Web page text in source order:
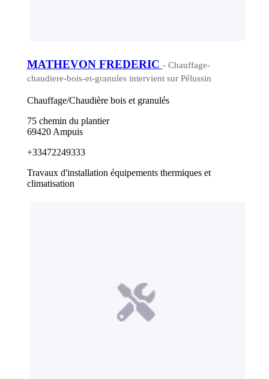
MATHEVON FREDERIC - Chauffage-
chaudiere-bois-et-granules intervient sur Pélussin
Chauffage/Chaudière bois et granulés
75 chemin du plantier
69420 Ampuis
+33472249333
Travaux d'installation équipements thermiques et
climatisation